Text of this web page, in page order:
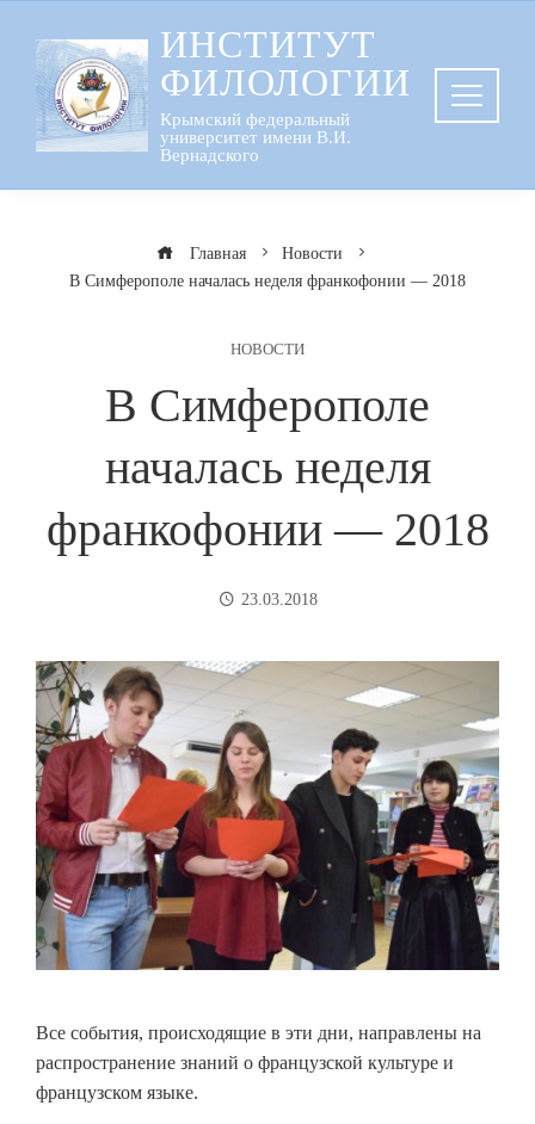
содержанию
ИНСТИТУТ
ФИЛОЛОГИИ
Крымский федеральный
университет имени В.И.
Вернадского
Главная
Новости
В Симферополе началась неделя франкофонии — 2018
НОВОСТИ
В Симферополе
началась неделя
франкофонии — 2018
23.03.2018
Все события, происходящие в эти дни, направлены на
распространение знаний о французской культуре и
французском языке.